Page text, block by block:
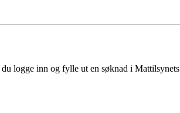
logge inn og fylle ut en søknad i Mattilsynets